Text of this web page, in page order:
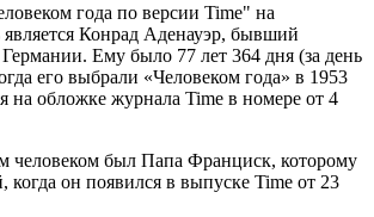
года по версии Time" на
Конрад Аденауэр, бывший
Ему было 77 лет 364 дня (за день
его выбрали «Человеком года» в 1953
на обложке журнала Time в номере от 4
человеком был Папа Франциск, которому
когда он появился в выпуске Time от 23